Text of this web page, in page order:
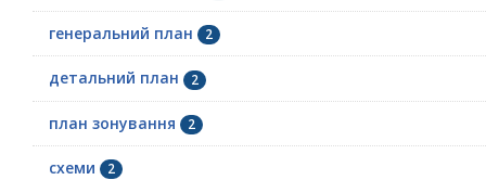
генеральний план 2
детальний план 2
план зонування 2
схеми 2